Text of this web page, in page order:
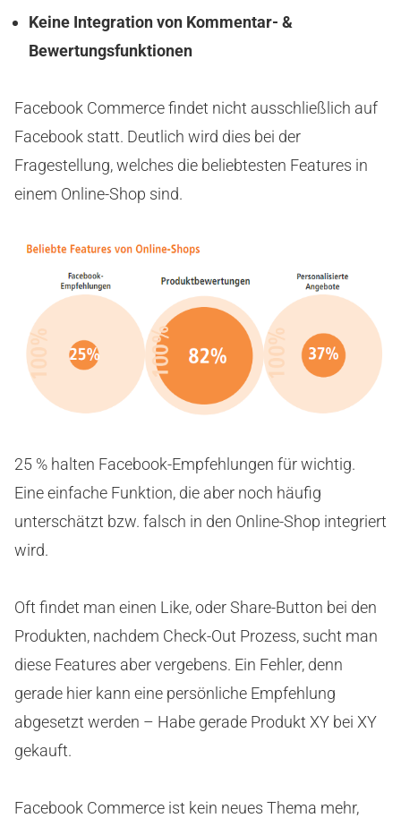
Keine Integration von Kommentar- &
Bewertungsfunktionen
Facebook Commerce findet nicht ausschließlich auf
Facebook statt. Deutlich wird dies bei der
Fragestellung, welches die beliebtesten Features in
einem Online-Shop sind.
25 % halten Facebook-Empfehlungen für wichtig.
Eine einfache Funktion, die aber noch häufig
unterschätzt bzw. falsch in den Online-Shop integriert
wird.
Oft findet man einen Like, oder Share-Button bei den
Produkten, nachdem Check-Out Prozess, sucht man
diese Features aber vergebens. Ein Fehler, denn
gerade hier kann eine persönliche Empfehlung
abgesetzt werden – Habe gerade Produkt XY bei XY
gekauft.
Facebook Commerce ist kein neues Thema mehr,